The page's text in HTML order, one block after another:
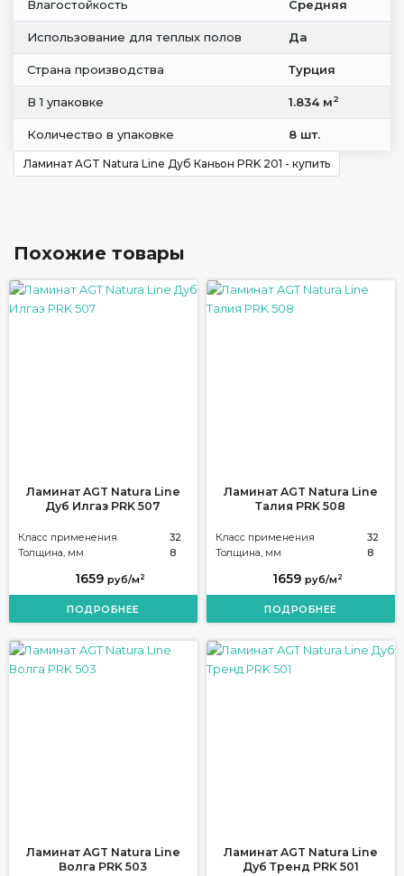
Влагостойкость Средняя
Использование для теплых полов Да
Страна производства Турция
В 1 упаковке 1.834 м2
Количество в упаковке 8 шт.
Ламинат AGT Natura Line Дуб Каньон PRK 201 - купить
Похожие товары
Ламинат AGT Natura Line
Дуб Илгаз PRK 507
Класс применения
32
Толщина, мм
8
1659 руб/м 2
ПОДРОБНЕЕ
Ламинат AGT Natura Line
Талия PRK 508
Класс применения
32
Толщина, мм
8
1659 руб/м 2
ПОДРОБНЕЕ
Ламинат AGT Natura Line
Волга PRK 503
Ламинат AGT Natura Line
Дуб Тренд PRK 501